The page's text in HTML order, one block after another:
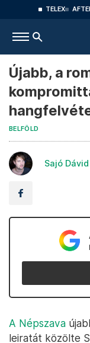
TELEX
Újabb, a
BELFÖLD
Sajó Dávid
A Népszava
leiratát közölte